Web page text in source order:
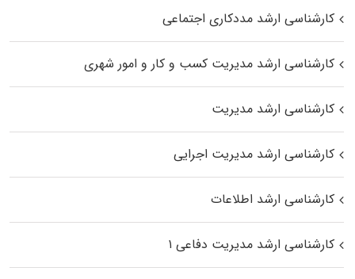
کارشناسی ارشد مددکاری اجتماعی
کارشناسی ارشد مدیریت کسب و کار و امور شهری
کارشناسی ارشد مدیریت
کارشناسی ارشد مدیریت اجرایی
کارشناسی ارشد اطلاعات
کارشناسی ارشد مدیریت دفاعی ۱